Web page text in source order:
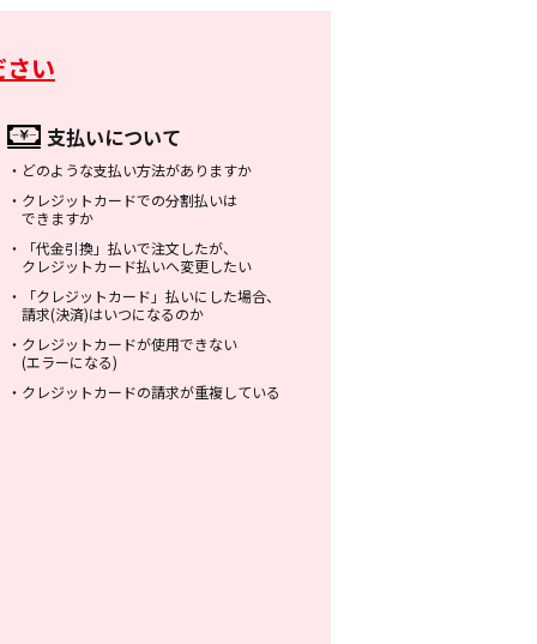
い
支払いについて
・ どのような支払い方法がありますか
・ クレジットカードでの分割払いは
できますか
・
「代金引換」払いで注文したが、
クレジットカード払いへ変更したい
・
「クレジットカード」払いにした場合、
請求(決済)はいつになるのか
・ クレジットカードが使用できない
(エラーになる)
・ クレジットカードの請求が重複している